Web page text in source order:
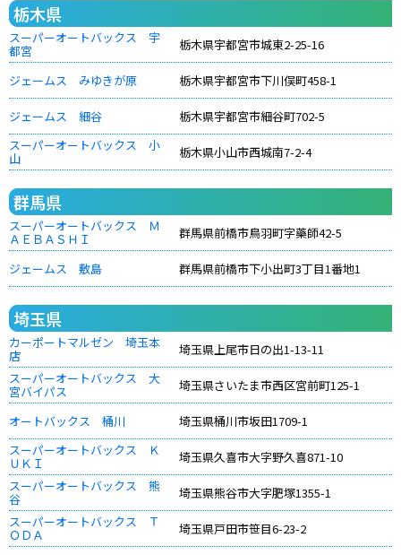
栃木県
スーパーオートバックス 宇
都宮 栃木県宇都宮市城東2-25-16
ジェームス みゆきが原 栃木県宇都宮市下川俣町458-1
ジェームス 細谷
栃木県宇都宮市細谷町702-5
スーパーオートバックス 小
山 栃木県小山市西城南7-2-4
群馬県
スーパーオートバックス Ｍ
ＡＥＢＡＳＨＩ 群馬県前橋市鳥羽町字藥師42-5
ジェームス 敷島 群馬県前橋市下小出町3丁目1番地1
埼玉県
カーポートマルゼン 埼玉本
店
埼玉県上尾市日の出1-13-11
スーパーオートバックス 大
宮バイパス 埼玉県さいたま市西区宮前町125-1
オートバックス 桶川
埼玉県桶川市坂田1709-1
スーパーオートバックス Ｋ
ＵＫＩ
埼玉県久喜市大字野久喜871-10
スーパーオートバックス 熊
谷
埼玉県熊谷市大字肥塚1355-1
スーパーオートバックス Ｔ
ＯＤＡ 埼玉県戸田市笹目6-23-2